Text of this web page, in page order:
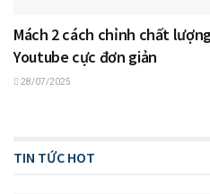
Mách 2 cách chỉnh chất
Youtube cực đơn giản
28/07/2025
TIN TỨC HOT